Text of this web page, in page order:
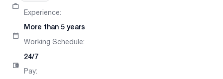
Experience:
More than 5 years
Working Schedule:
24/7
Pay: